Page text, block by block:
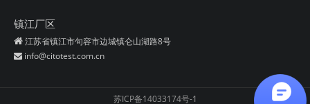
镇江厂区
 江苏省镇江市句容市边城镇仑山湖路8号
 info@citotest.com.cn
苏ICP备14033174号-1